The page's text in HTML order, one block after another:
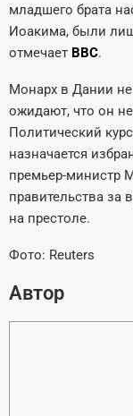
младшего брата
Иоакима, были
отмечает BBC.
Монарх в Дании не
ожидают, что он
Политический
назначается
премьер-министр
правительства за
на престоле.
Фото: Reuters
Автор